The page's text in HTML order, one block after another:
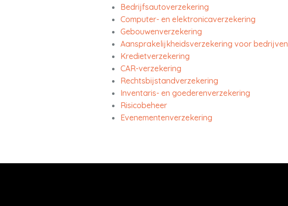
Bedrijfsautoverzekering
Computer- en elektronicaverzekering
Gebouwenverzekering
Aansprakelijkheidsverzekering voor bedrijven
Kredietverzekering
CAR-verzekering
Rechtsbijstandverzekering
Inventaris- en goederenverzekering
Risicobeheer
Evenementenverzekering